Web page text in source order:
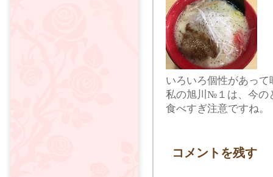
いろいろ個性があっ
私の旭川№１は、今の
食べすぎ注意ですね。
コメントを残す